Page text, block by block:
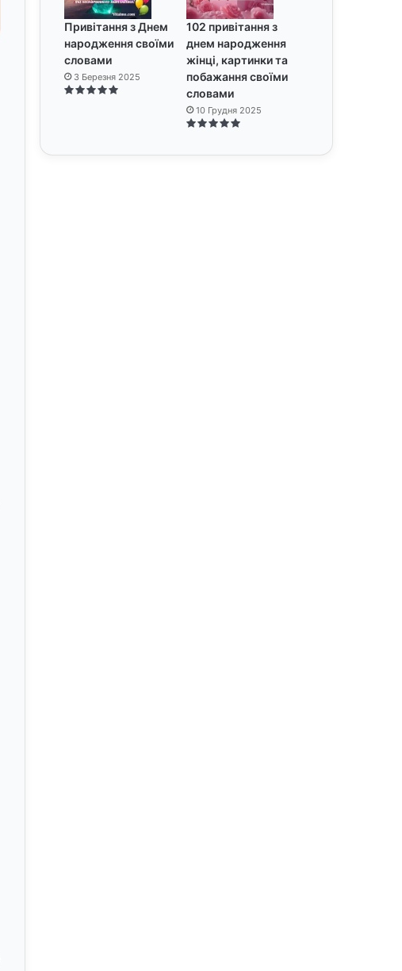
Привітання з Днем
народження своїми
словами
3 Березня 2025
102 привітання з
днем народження
жінці, картинки та
побажання своїми
словами
10 Грудня 2025